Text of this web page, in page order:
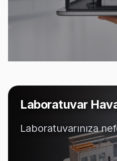
Laboratuvar
Laboratuvarınıza